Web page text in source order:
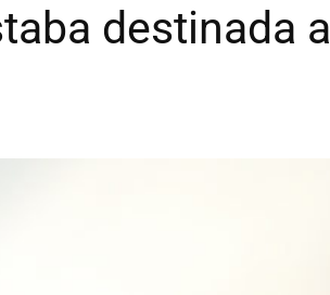
destinada a